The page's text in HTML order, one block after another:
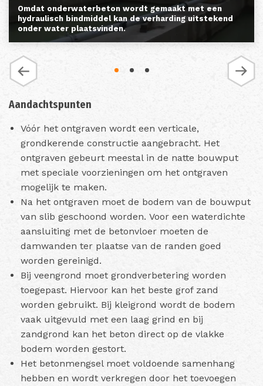
Omdat onderwaterbeton wordt gemaakt met een
hydraulisch bindmiddel kan de verharding uitstekend
onder water plaatsvinden.
Aandachtspunten
Vóór het ontgraven wordt een verticale,
grondkerende constructie aangebracht. Het
ontgraven gebeurt meestal in de natte bouwput
met speciale voorzieningen om het ontgraven
mogelijk te maken.
Na het ontgraven moet de bodem van de bouwput
van slib geschoond worden. Voor een waterdichte
aansluiting met de betonvloer moeten de
damwanden ter plaatse van de randen goed
worden gereinigd.
Bij veengrond moet grondverbetering worden
toegepast. Hiervoor kan het beste grof zand
worden gebruikt. Bij kleigrond wordt de bodem
vaak uitgevuld met een laag grind en bij
zandgrond kan het beton direct op de vlakke
bodem worden gestort.
Het betonmengsel moet voldoende samenhang
hebben en wordt verkregen door het toevoegen